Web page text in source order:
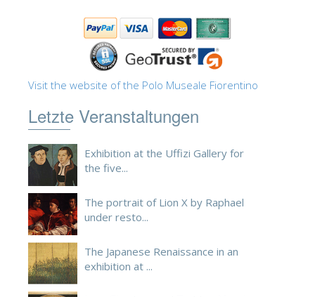
Visit the website of the Polo Museale Fiorentino
Letzte Veranstaltungen
Exhibition at the Uffizi Gallery for
the five...
The portrait of Lion X by Raphael
under resto...
The Japanese Renaissance in an
exhibition at ...